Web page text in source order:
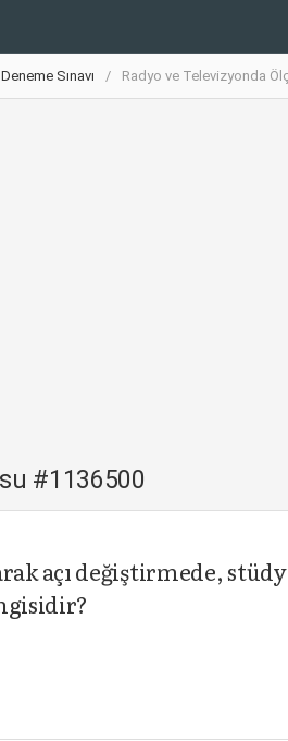
Sınavı Radyo ve Televizyonda
#1136500
açı değiştirmede,